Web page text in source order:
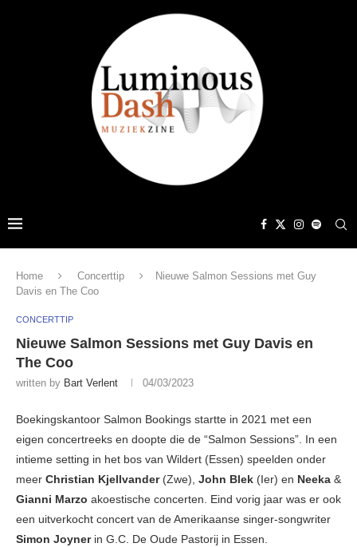
Home Concerttip
Nieuwe Salmon Sessions met Guy
Davis en The Coo
CONCERTTIP
Nieuwe Salmon Sessions met Guy Davis en
The Coo
written by Bart Verlent 04/03/2023
Boekingskantoor Salmon Bookings startte in 2021 met een
eigen concertreeks en doopte die de “Salmon Sessions”. In een
intieme setting in het bos van Wildert (Essen) speelden onder
meer Christian Kjellvander(Zwe), John Blek (Ier) en Neeka &
Gianni Marzo akoestische concerten. Eind vorig jaar was er ook
een uitverkocht concert van de Amerikaanse singer-songwriter
Simon Joynerin G.C. De Oude Pastorij in Essen.